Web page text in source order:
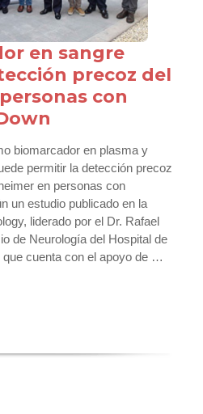
en sangre
precoz del
con
biomarcador en plasma y
permitir la detección precoz
en personas con
un estudio publicado en la
liderado por el Dr. Rafael
de Neurología del Hospital de
cuenta con el apoyo de …